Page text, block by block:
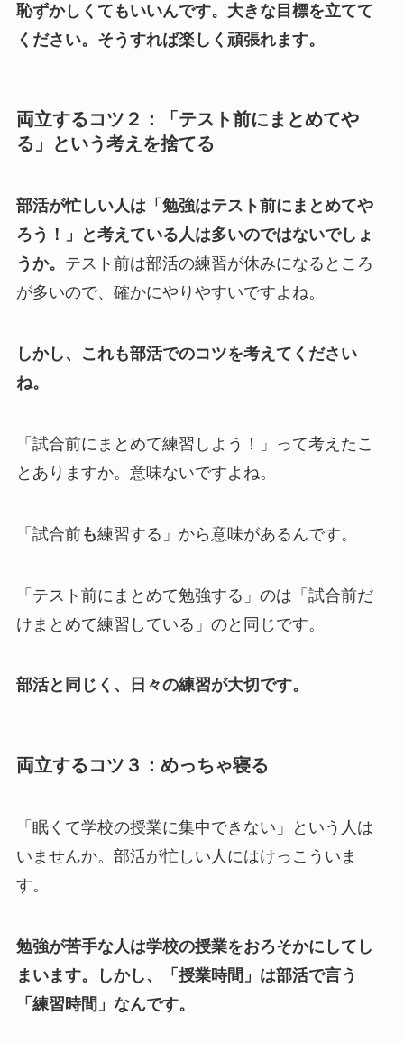
恥ずかしくてもいいんです。大きな目標を立てて
ください。そうすれば楽しく頑張れます。
両立するコツ２：「テスト前にまとめてや
る」という考えを捨てる
部活が忙しい人は「勉強はテスト前にまとめてや
ろう！」と考えている人は多いのではないでしょ
うか。 テスト前は部活の練習が休みになるところ
が多いので、確かにやりやすいですよね。
しかし、これも部活でのコツを考えてください
ね。
「試合前にまとめて練習しよう！」って考えたこ
とありますか。意味ないですよね。
「試合前も練習する」から意味があるんです。
「テスト前にまとめて勉強する」のは「試合前だ
けまとめて練習している」のと同じです。
部活と同じく、日々の練習が大切です。
両立するコツ３：めっちゃ寝る
「眠くて学校の授業に集中できない」という人は
いませんか。部活が忙しい人にはけっこういま
す。
勉強が苦手な人は学校の授業をおろそかにしてし
まいます。しかし、「授業時間」は部活で言う
「練習時間」なんです。